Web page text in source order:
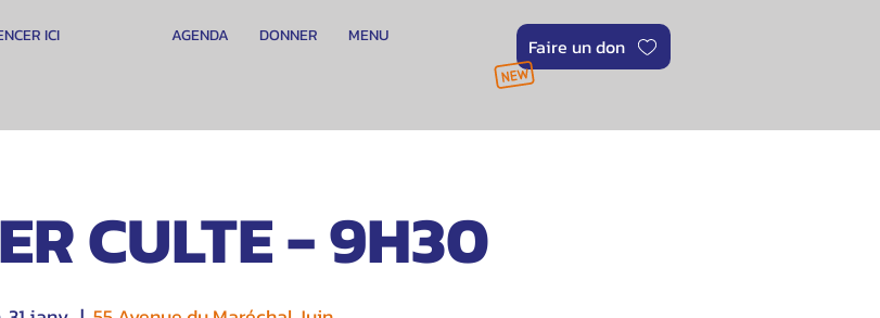
ICI DONNER MENU
AGENDA Faire un don
CULTE - 9H30